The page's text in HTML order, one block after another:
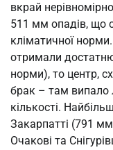
вкрай
511 мм опадів, що
кліматичної норми.
отримали достатню
норми), то центр,
брак – там випало
кількості.
Закарпатті (791
Очакові та